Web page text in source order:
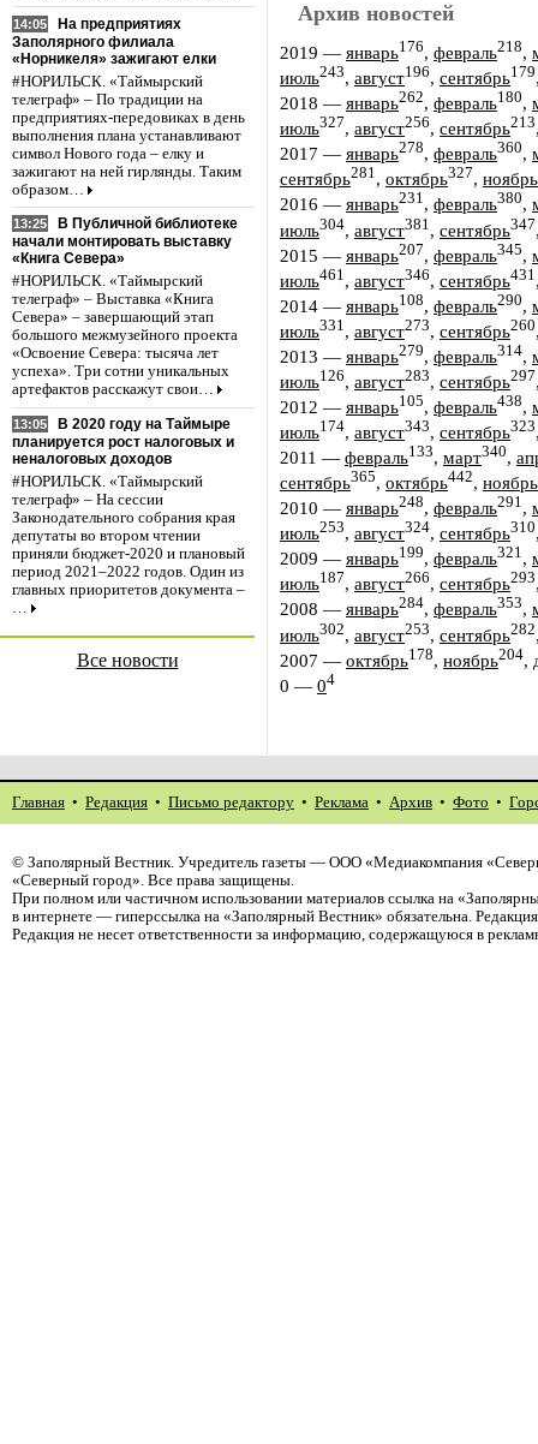
14:05
На предприятиях
Заполярного филиала
«Норникеля» зажигают елки
#НОРИЛЬСК. «Таймырский
телеграф» – По традиции на
предприятиях-передовиках в день
выполнения плана устанавливают
символ Нового года – елку и
зажигают на ней гирлянды. Таким
образом…
13:25
В Публичной библиотеке
начали монтировать выставку
«Книга Севера»
#НОРИЛЬСК. «Таймырский
телеграф» – Выставка «Книга
Севера» – завершающий этап
большого межмузейного проекта
«Освоение Севера: тысяча лет
успеха». Три сотни уникальных
артефактов расскажут свои…
13:05
В 2020 году на Таймыре
планируется рост налоговых и
неналоговых доходов
#НОРИЛЬСК. «Таймырский
телеграф» – На сессии
Законодательного собрания края
депутаты во втором чтении
приняли бюджет-2020 и плановый
период 2021–2022 годов. Один из
главных приоритетов документа –
…
Все новости
Архив новостей
2019 — январь176, февраль218,
июль243, август196, сентябрь179
2018 — январь262, февраль180,
июль327, август256, сентябрь213
2017 — январь278, февраль360,
сентябрь281, октябрь327, ноябрь
2016 — январь231, февраль380,
июль304, август381 , сентябрь347
2015 — январь207, февраль345,
июль461 , август346, сентябрь431
2014 — январь108, февраль290,
июль331 , август273, сентябрь260
2013 — январь279, февраль314,
июль126, август283, сентябрь297
2012 — январь105, февраль438,
июль174, август343, сентябрь323
2011 — февраль133, март340,
сентябрь365, октябрь442, ноябрь
2010 — январь248, февраль291,
июль253, август324, сентябрь310
2009 — январь199, февраль321,
июль187, август266, сентябрь293
2008 — январь284, февраль353,
июль302, август253, сентябрь282
2007 — октябрь178, ноябрь204,
0 — 04
Главная • Редакция • Письмо редактору • Реклама • Архив • Фото •
© Заполярный Вестник. Учредитель газеты — ООО «Медиакомпания
«Северный город». Все права защищены.
При полном или частичном использовании материалов ссылка на
в интернете — гиперссылка на «Заполярный Вестник» обязательна.
Редакция не несет ответственности за информацию, содержащуюся в